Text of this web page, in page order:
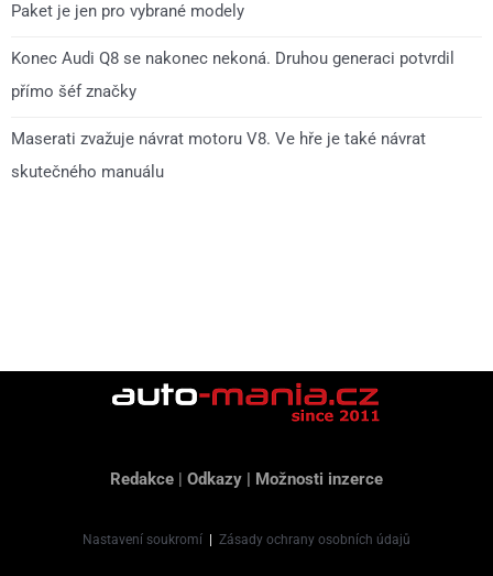
Paket je jen pro vybrané modely
Konec Audi Q8 se nakonec nekoná. Druhou generaci potvrdil
přímo šéf značky
Maserati zvažuje návrat motoru V8. Ve hře je také návrat
skutečného manuálu
Redakce | Odkazy | Možnosti inzerce
Nastavení soukromí Zásady ochrany osobních údajů